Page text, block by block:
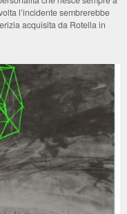
l’incidente sembrerebbe
acquisita da Rotella in